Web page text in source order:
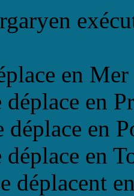
en
déplace en
déplace en
déplace en
déplacent